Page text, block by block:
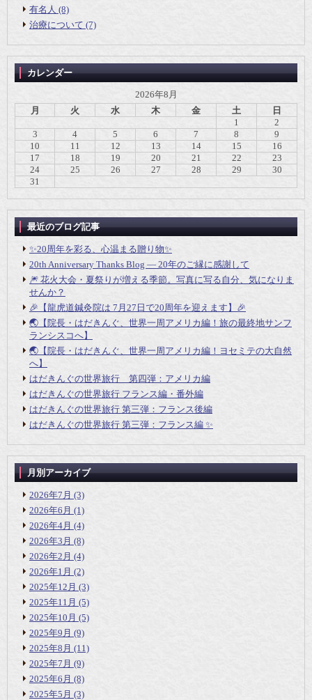
有名人 (8)
治療について (7)
カレンダー
2026年8月
月
火 水 木 金 土
日
1
2
3
4 5 6 7 8
9
10
11 12 13 14 15
16
17
18 19 20 21 22
23
24
25 26 27 28 29
30
31
最近のブログ記事
✨20周年を彩る、心温まる贈り物✨
20th Anniversary Thanks Blog ― 20年のご縁に感謝して
🎆 花火大会・夏祭りが増える季節。写真に写る自分、気になりま
せんか？
🎉【龍虎道鍼灸院は 7月27日で20周年を迎えます】🎉
🌏【院長・はだきんぐ、世界一周アメリカ編！旅の最終地サンフ
ランシスコへ】
🌏【院長・はだきんぐ、世界一周アメリカ編！ヨセミテの大自然
へ】
はだきんぐの世界旅行 第四弾：アメリカ編
はだきんぐの世界旅行 フランス編・番外編
はだきんぐの世界旅行 第三弾：フランス後編
はだきんぐの世界旅行 第三弾：フランス編 ✨
月別アーカイブ
2026年7月 (3)
2026年6月 (1)
2026年4月 (4)
2026年3月 (8)
2026年2月 (4)
2026年1月 (2)
2025年12月 (3)
2025年11月 (5)
2025年10月 (5)
2025年9月 (9)
2025年8月 (11)
2025年7月 (9)
2025年6月 (8)
2025年5月 (3)